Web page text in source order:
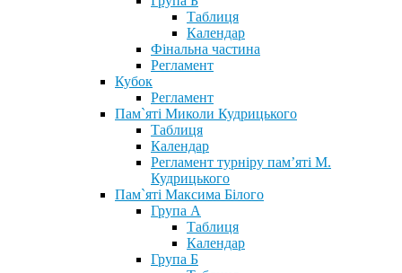
Таблиця
Календар
Фінальна частина
Регламент
Кубок
Регламент
Пам`яті Миколи Кудрицького
Таблиця
Календар
Регламент турніру пам’яті М.
Кудрицького
Пам`яті Максима Білого
Група А
Таблиця
Календар
Група Б